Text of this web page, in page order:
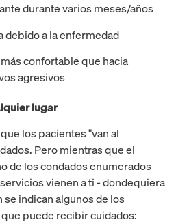
durante varios meses/años
debido a la enfermedad
confortable que hacia
agresivos
lugar
los pacientes "van al
Pero mientras que el
de los condados enumerados
vienen a ti - dondequiera
indican algunos de los
puede recibir cuidados: